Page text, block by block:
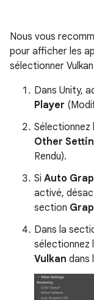
Nous vous
pour afficher les
sélectionner
Dans Unity,
Player
Sélectionnez
Other
Rendu).
Si Auto
activé,
section
Dans la
sélectionnez
Vulkan dans